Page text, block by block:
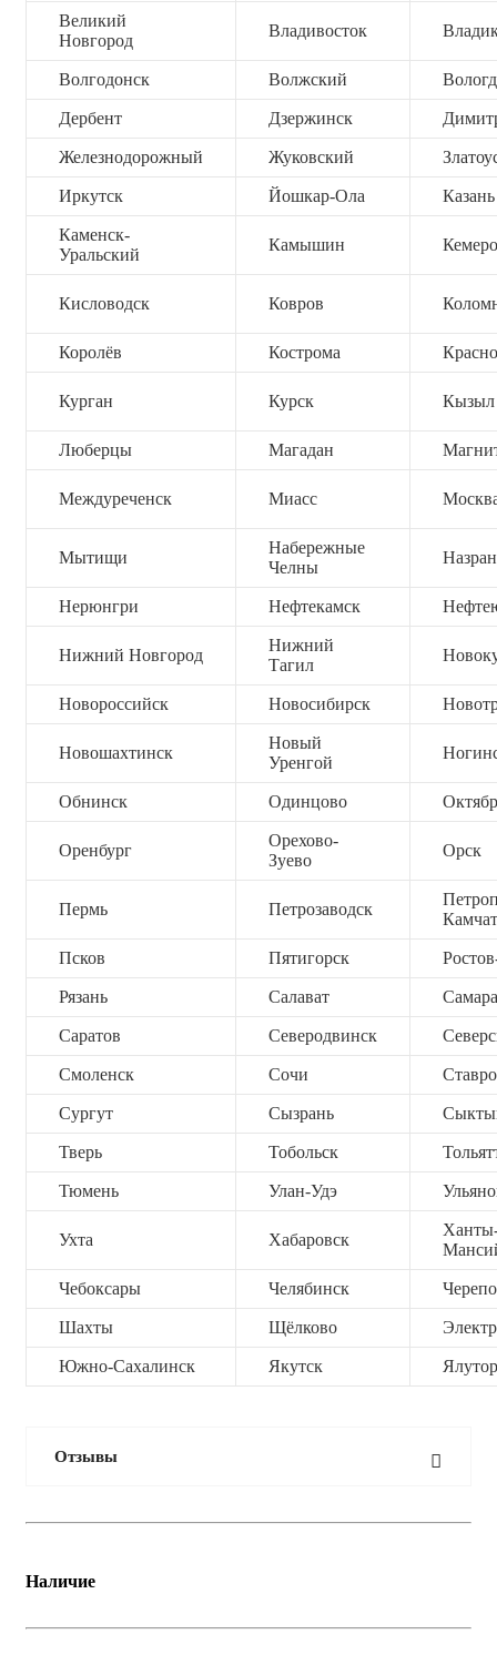
Великий
Новгород
Владивосток
Волгодонск Волжский
Дербент Дзержинск
Железнодорожный Жуковский
Иркутск Йошкар-Ола Казань
Каменск-
Уральский
Камышин
Кисловодск Ковров
Королёв Кострома
Курган Курск Кызыл
Люберцы Магадан
Междуреченск Миасс
Мытищи
Набережные
Челны
Нерюнгри Нефтекамск
Нижний Новгород
Нижний
Тагил
Новороссийск Новосибирск
Новошахтинск
Новый
Уренгой
Обнинск Одинцово
Оренбург
Орехово-
Зуево
Орск
Пермь Петрозаводск
Псков Пятигорск
Рязань Салават Самара
Саратов Северодвинск
Смоленск Сочи
Сургут Сызрань
Тверь Тобольск
Тюмень Улан-Удэ
Ухта Хабаровск
Чебоксары Челябинск
Шахты Щёлково
Южно-Сахалинск Якутск
Отзывы
Наличие